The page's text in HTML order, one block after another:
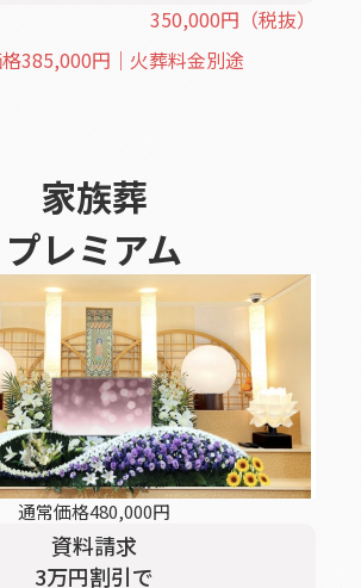
350,000円 （税抜）
385,000円｜火葬料金別途
家族葬
プレミアム
通常価格480,000円
資料請求
3万円割引で